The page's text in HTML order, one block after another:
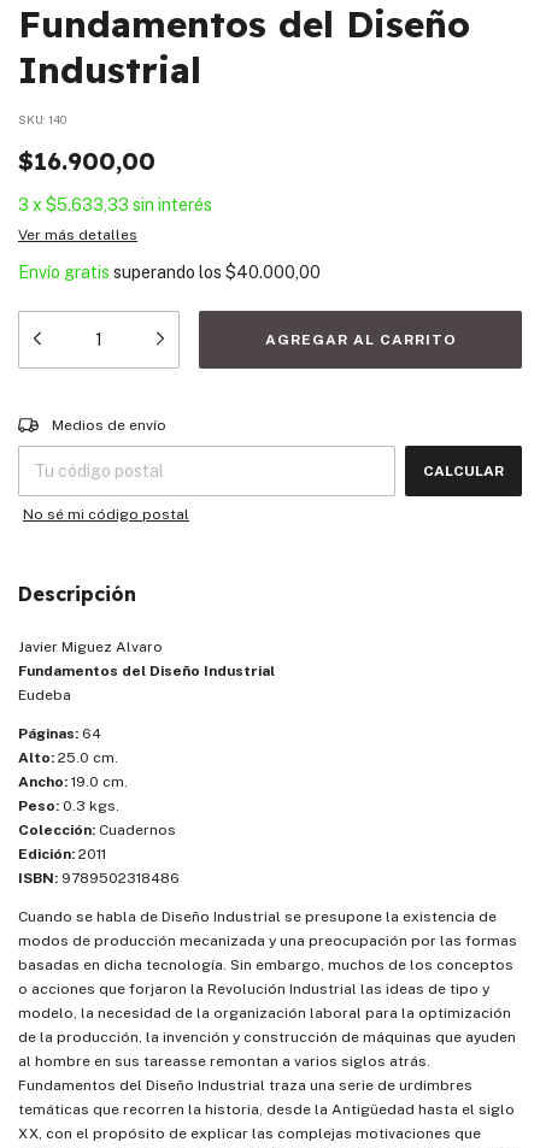
Fundamentos del Diseño
Industrial
SKU: 140
$16.900,00
3 x$5.633,33 sin interés
Ver más detalles
Envío gratis superando los $40.000,00
Entregas para el CP:
Medios de envío
CALCULAR
No sé mi código postal
Descripción
Javier Miguez Alvaro
Fundamentos del Diseño Industrial
Eudeba
Páginas: 64
Alto: 25.0 cm.
Ancho: 19.0 cm.
Peso: 0.3 kgs.
Colección: Cuadernos
Edición: 2011
ISBN: 9789502318486
Cuando se habla de Diseño Industrial se presupone la existencia de
modos de producción mecanizada y una preocupación por las formas
basadas en dicha tecnología. Sin embargo, muchos de los conceptos
o acciones que forjaron la Revolución Industrial las ideas de tipo y
modelo, la necesidad de la organización laboral para la optimización
de la producción, la invención y construcción de máquinas que ayuden
al hombre en sus tareasse remontan a varios siglos atrás.
Fundamentos del Diseño Industrial traza una serie de urdimbres
temáticas que recorren la historia, desde la Antigüedad hasta el siglo
XX, con el propósito de explicar las complejas motivaciones que